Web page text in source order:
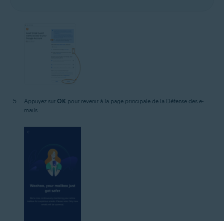
Appuyez sur OK pour revenir à la page principale de la Défense des e-
mails.